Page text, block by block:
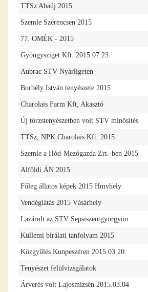
TTSz Abaúj 2015
Szemle Szerencsen 2015
77. OMÉK - 2015
Gyöngysziget Kft. 2015.07.23.
Aubrac STV Nyárligeten
Borbély István tenyészete 2015
Charolais Farm Kft, Akasztó
Új törzstenyészetben volt STV minősítés
TTSz, NPK Charolais Kft. 2015.
Szemle a Hód-Mezőgazda Zrt.-ben 2015
Alföldi ÁN 2015
Főleg állatos képek 2015 Hmvhely
Vendéglátás 2015 Vásárhely
Lazárult az STV Sepsiszentgyörgyön
Küllemi bírálati tanfolyam 2015
Közgyűlés Kunpeszéren 2015.03.20.
Tenyészet felülvizsgálatok
Árverés volt Lajosmizsén 2015.03.04